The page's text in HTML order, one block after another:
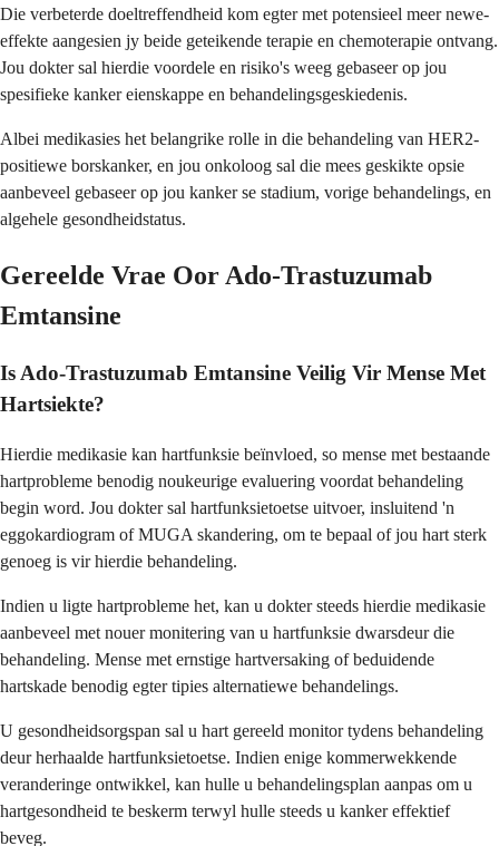
Die verbeterde doeltreffendheid kom egter met potensieel meer newe-
effekte aangesien jy beide geteikende terapie en chemoterapie ontvang.
Jou dokter sal hierdie voordele en risiko's weeg gebaseer op jou
spesifieke kanker eienskappe en behandelingsgeskiedenis.
Albei medikasies het belangrike rolle in die behandeling van HER2-
positiewe borskanker, en jou onkoloog sal die mees geskikte opsie
aanbeveel gebaseer op jou kanker se stadium, vorige behandelings, en
algehele gesondheidstatus.
Gereelde Vrae Oor Ado-Trastuzumab
Emtansine
Is Ado-Trastuzumab Emtansine Veilig Vir Mense Met
Hartsiekte?
Hierdie medikasie kan hartfunksie beïnvloed, so mense met bestaande
hartprobleme benodig noukeurige evaluering voordat behandeling
begin word. Jou dokter sal hartfunksietoetse uitvoer, insluitend 'n
eggokardiogram of MUGA skandering, om te bepaal of jou hart sterk
genoeg is vir hierdie behandeling.
Indien u ligte hartprobleme het, kan u dokter steeds hierdie medikasie
aanbeveel met nouer monitering van u hartfunksie dwarsdeur die
behandeling. Mense met ernstige hartversaking of beduidende
hartskade benodig egter tipies alternatiewe behandelings.
U gesondheidsorgspan sal u hart gereeld monitor tydens behandeling
deur herhaalde hartfunksietoetse. Indien enige kommerwekkende
veranderinge ontwikkel, kan hulle u behandelingsplan aanpas om u
hartgesondheid te beskerm terwyl hulle steeds u kanker effektief
beveg.